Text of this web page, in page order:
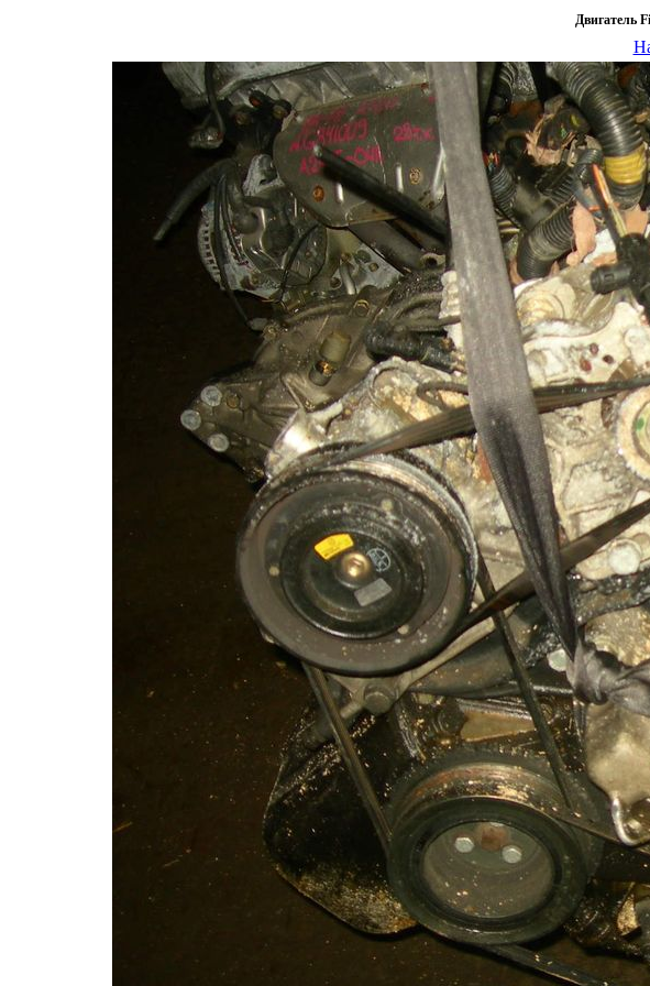
Двигатель